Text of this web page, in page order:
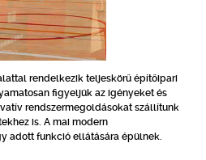
rendelkezik teljeskörű építőipari
figyeljük az igényeket és
rendszermegoldásokat szállítunk
is. A mai modern
adott funkció ellátására épülnek.